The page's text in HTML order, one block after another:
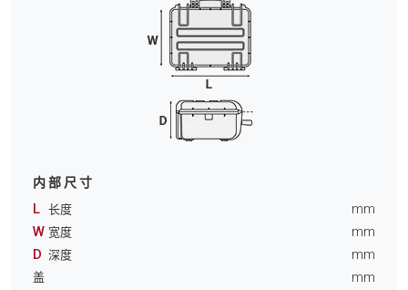
内部尺寸
L 长度
mm
W 宽度
mm
D 深度 mm
盖 mm